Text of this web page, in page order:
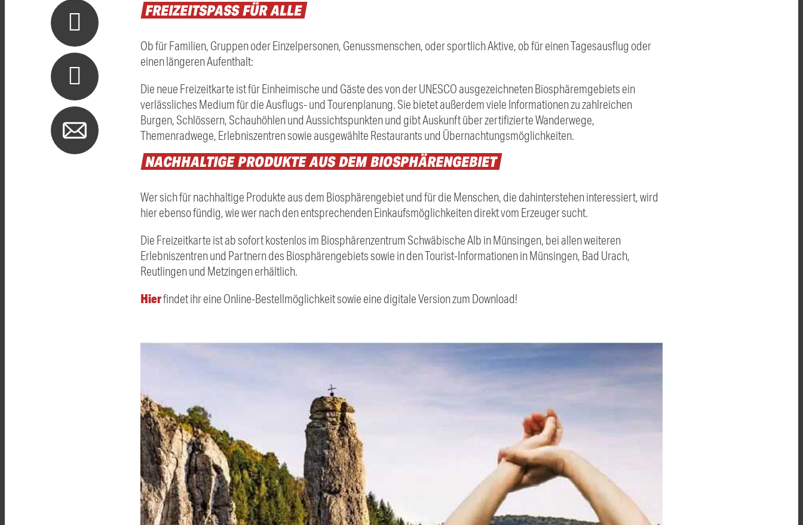
FREIZEITSPASS FÜRALLE
Ob für Familien, Gruppen oder Einzelpersonen, Genussmenschen, oder sportlich Aktive, ob für einen Tagesausflug oder
einen längeren Aufenthalt:
Die neue Freizeitkarte ist für Einheimische und Gäste des von der UNESCO ausgezeichneten Biosphäremgebiets ein
verlässliches Medium für die Ausflugs- und Tourenplanung. Sie bietet außerdem viele Informationen zu zahlreichen
Burgen, Schlössern, Schauhöhlen und Aussichtspunkten und gibt Auskunft über zertifizierte Wanderwege,
Themenradwege, Erlebniszentren sowie ausgewählte Restaurants und Übernachtungsmöglichkeiten.
NACHHALTIGEPRODUKTEAUSDEMBIOSPHÄRENGEBIET
Wer sich für nachhaltige Produkte aus dem Biosphärengebiet und für die Menschen, die dahinterstehen interessiert, wird
hier ebenso fündig, wie wer nach den entsprechenden Einkaufsmöglichkeiten direkt vom Erzeuger sucht.
Die Freizeitkarte ist ab sofort kostenlos im Biosphärenzentrum Schwäbische Alb in Münsingen, bei allen weiteren
Erlebniszentren und Partnern des Biosphärengebiets sowie in den Tourist-Informationen in Münsingen, Bad Urach,
Reutlingen und Metzingen erhältlich.
Hierfindet ihr eine Online-Bestellmöglichkeit sowie eine digitale Version zum Download!